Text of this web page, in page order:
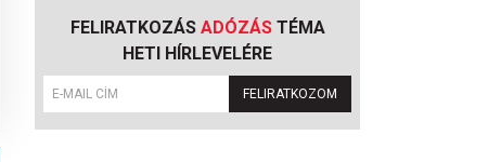
FELIRATKOZÁS ADÓZÁSTÉMA
HETI HÍRLEVELÉRE
FELIRATKOZOM